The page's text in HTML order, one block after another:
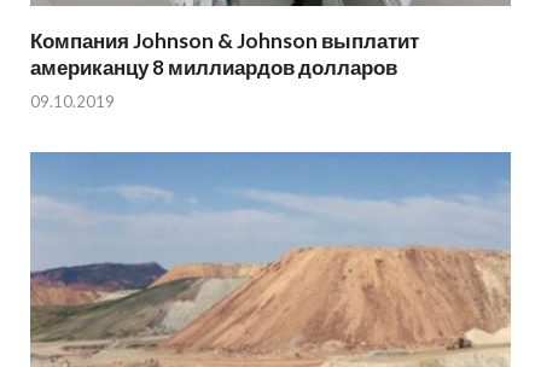
Компания Johnson & Johnson выплатит
американцу 8 миллиардов долларов
09.10.2019